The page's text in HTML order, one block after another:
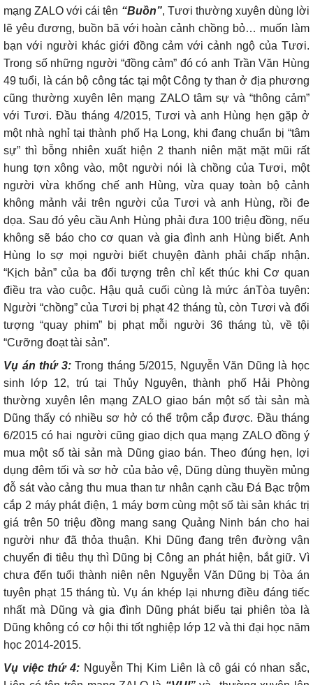
mạng ZALO với cái tên “Buồn”, Tươi thường xuyên dùng lời
lẽ yêu đương, buồn bã với hoàn cảnh chồng bỏ… muốn làm
bạn với người khác giới đồng cảm với cảnh ngộ của Tươi.
Trong số những người “đồng cảm” đó có anh Trần Văn Hùng
49 tuổi, là cán bộ công tác tại một Công ty than ở địa phương
cũng thường xuyên lên mạng ZALO tâm sự và “thông cảm”
với Tươi. Đầu tháng 4/2015, Tươi và anh Hùng hẹn gặp ở
một nhà nghỉ tại thành phố Hạ Long, khi đang chuẩn bị “tâm
sự” thì bỗng nhiên xuất hiện 2 thanh niên mặt mặt mũi rất
hung tợn xông vào, một người nói là chồng của Tươi, một
người vừa khống chế anh Hùng, vừa quay toàn bộ cảnh
không mảnh vải trên người của Tươi và anh Hùng, rồi đe
dọa. Sau đó yêu cầu Anh Hùng phải đưa 100 triệu đồng, nếu
không sẽ báo cho cơ quan và gia đình anh Hùng biết. Anh
Hùng lo sợ mọi người biết chuyện đành phải chấp nhận.
“Kịch bản” của ba đối tượng trên chỉ kết thúc khi Cơ quan
điều tra vào cuộc. Hậu quả cuối cùng là mức ánTòa tuyên:
Người “chồng” của Tươi bị phạt 42 tháng tù, còn Tươi và đối
tượng “quay phim” bị phạt mỗi người 36 tháng tù, về tội
“Cưỡng đoạt tài sản”.
Vụ án thứ 3:Trong tháng 5/2015, Nguyễn Văn Dũng là học
sinh lớp 12, trú tại Thủy Nguyên, thành phố Hải Phòng
thường xuyên lên mạng ZALO giao bán một số tài sản mà
Dũng thấy có nhiều sơ hở có thể trộm cắp được. Đầu tháng
6/2015 có hai người cũng giao dịch qua mạng ZALO đồng ý
mua một số tài sản mà Dũng giao bán. Theo đúng hẹn, lợi
dụng đêm tối và sơ hở của bảo vệ, Dũng dùng thuyền mủng
đỗ sát vào cảng thu mua than tư nhân cạnh cầu Đá Bạc trộm
cắp 2 máy phát điện, 1 máy bơm cùng một số tài sản khác trị
giá trên 50 triệu đồng mang sang Quảng Ninh bán cho hai
người như đã thỏa thuận. Khi Dũng đang trên đường vận
chuyển đi tiêu thụ thì Dũng bị Công an phát hiện, bắt giữ. Vì
chưa đến tuổi thành niên nên Nguyễn Văn Dũng bị Tòa án
tuyên phạt 15 tháng tù. Vụ án khép lại nhưng điều đáng tiếc
nhất mà Dũng và gia đình Dũng phát biểu tại phiên tòa là
Dũng không có cơ hội thi tốt nghiệp lớp 12 và thi đại học năm
học 2014-2015.
Vụ việc thứ 4: Nguyễn Thị Kim Liên là cô gái có nhan sắc,